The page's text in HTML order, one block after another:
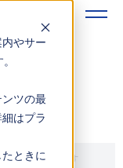
やサー
ツの最
はプラ
ときに
ア・特長から探す